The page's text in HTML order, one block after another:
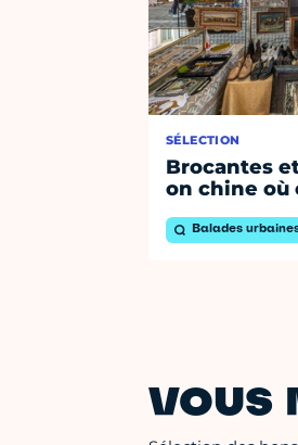
SÉLECTION
Brocantes
on chine où
Balades
VOUS